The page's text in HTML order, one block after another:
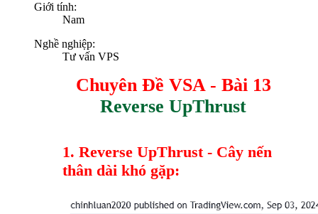
Giới tính:
Nam
Nghề nghiệp:
Tư vấn VPS
Chuyên Đề VSA - Bài 13
Reverse UpThrust
1. Reverse UpThrust - Cây nến
thân dài khó gặp: